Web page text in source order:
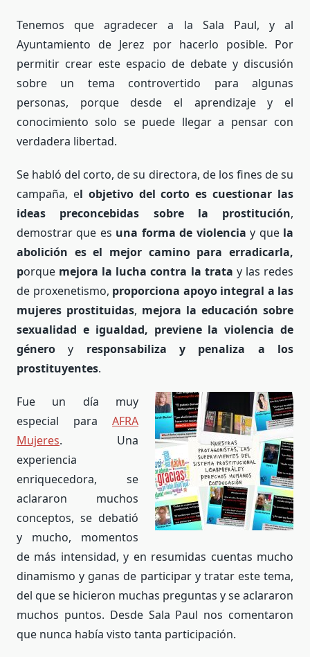
Tenemos que agradecer a la Sala Paul, y al
Ayuntamiento de Jerez por hacerlo posible. Por
permitir crear este espacio de debate y discusión
sobre un tema controvertido para algunas
personas, porque desde el aprendizaje y el
conocimiento solo se puede llegar a pensar con
verdadera libertad.
Se habló del corto, de su directora, de los fines de su
campaña, el objetivo del corto es cuestionar las
ideas preconcebidas sobre la prostitución,
demostrar que es una forma de violenciay que la
abolición es el mejor camino para erradicarla,
porque mejora la lucha contra la trata y las redes
de proxenetismo, proporciona apoyo integral a las
mujeres prostituidas, mejora la educación sobre
sexualidad e igualdad, previene la violencia de
género y responsabiliza y penaliza a los
prostituyentes.
Fue un día muy
especial para AFRA
Mujeres. Una
experiencia
enriquecedora, se
aclararon muchos
conceptos, se debatió
y mucho, momentos
de más intensidad, y en resumidas cuentas mucho
dinamismo y ganas de participar y tratar este tema,
del que se hicieron muchas preguntas y se aclararon
muchos puntos. Desde Sala Paul nos comentaron
que nunca había visto tanta participación.